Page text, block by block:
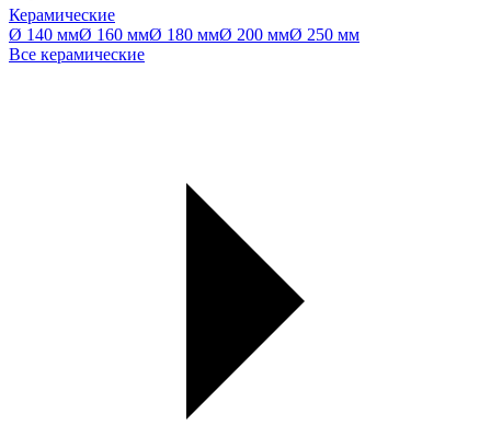
Керамические
Ø 140 ммØ 160 ммØ 180 ммØ 200 ммØ 250 мм
Все керамические